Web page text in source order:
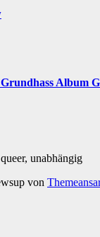
Album
unabhängig
von